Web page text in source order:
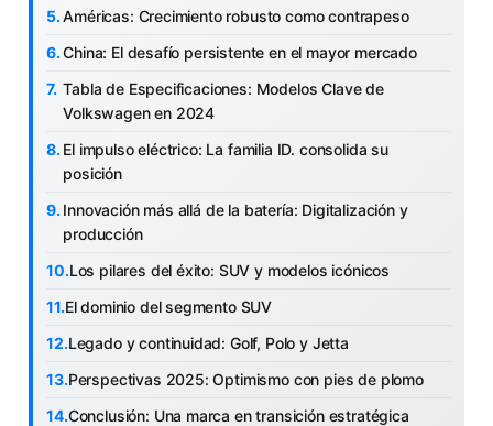
Américas: Crecimiento robusto como contrapeso
China: El desafío persistente en el mayor mercado
Tabla de Especificaciones: Modelos Clave de
Volkswagen en 2024
El impulso eléctrico: La familia ID. consolida su
posición
Innovación más allá de la batería: Digitalización y
producción
Los pilares del éxito: SUV y modelos icónicos
El dominio del segmento SUV
Legado y continuidad: Golf, Polo y Jetta
Perspectivas 2025: Optimismo con pies de plomo
Conclusión: Una marca en transición estratégica